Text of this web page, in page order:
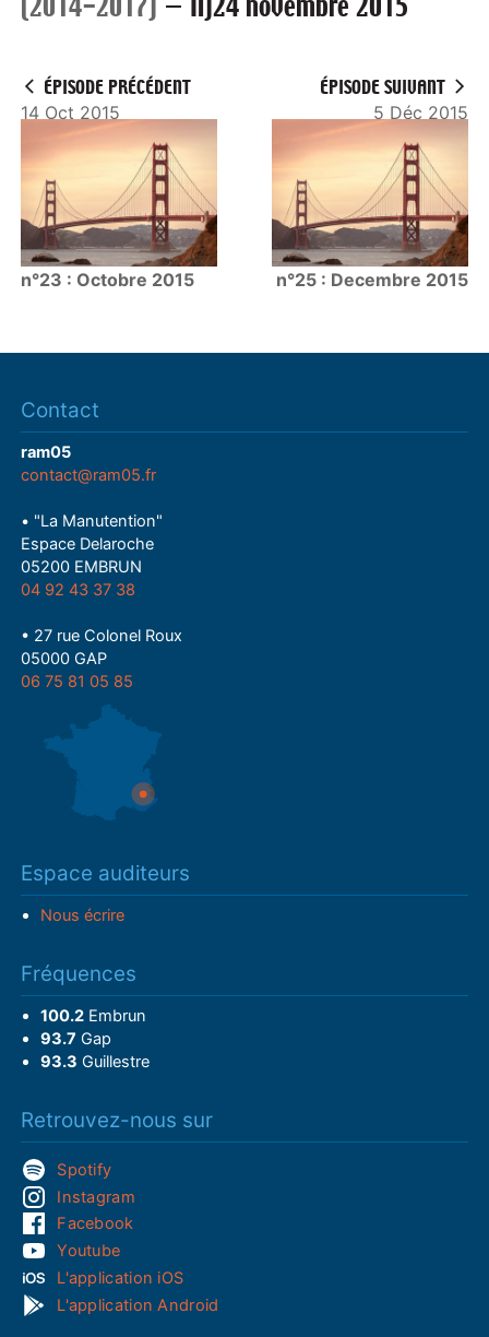
l
(2014-2017) — N)24 novembre 2015
ÉPISODE PRÉCÉDENT
14 Oct 2015
n°23 : Octobre 2015
ÉPISODE SUIVANT
5 Déc 2015
n°25 : Decembre 2015
Contact
ram05
contact@ram05.fr
• "La Manutention"
Espace Delaroche
05200 EMBRUN
04 92 43 37 38
• 27 rue Colonel Roux
05000 GAP
06 75 81 05 85
Espace auditeurs
Nous écrire
Fréquences
100.2Embrun
93.7 Gap
93.3 Guillestre
Retrouvez-nous sur
Spotify
Instagram
Facebook
Youtube
L'application iOS
L'application Android